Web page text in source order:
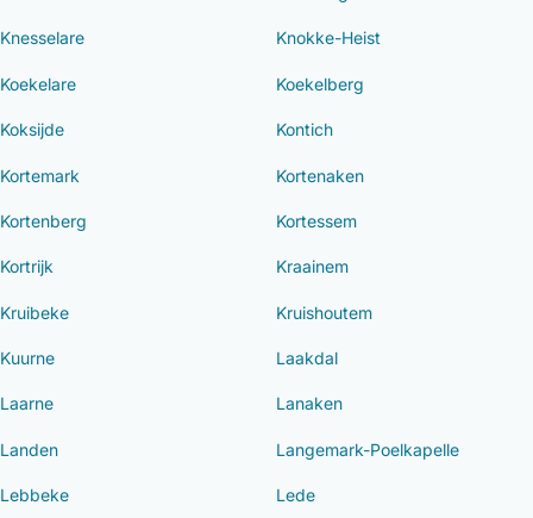
Knesselare Knokke-Heist
Koekelare Koekelberg
Koksijde Kontich
Kortemark Kortenaken
Kortenberg Kortessem
Kortrijk Kraainem
Kruibeke Kruishoutem
Kuurne Laakdal
Laarne Lanaken
Landen Langemark-Poelkapelle
Lebbeke Lede